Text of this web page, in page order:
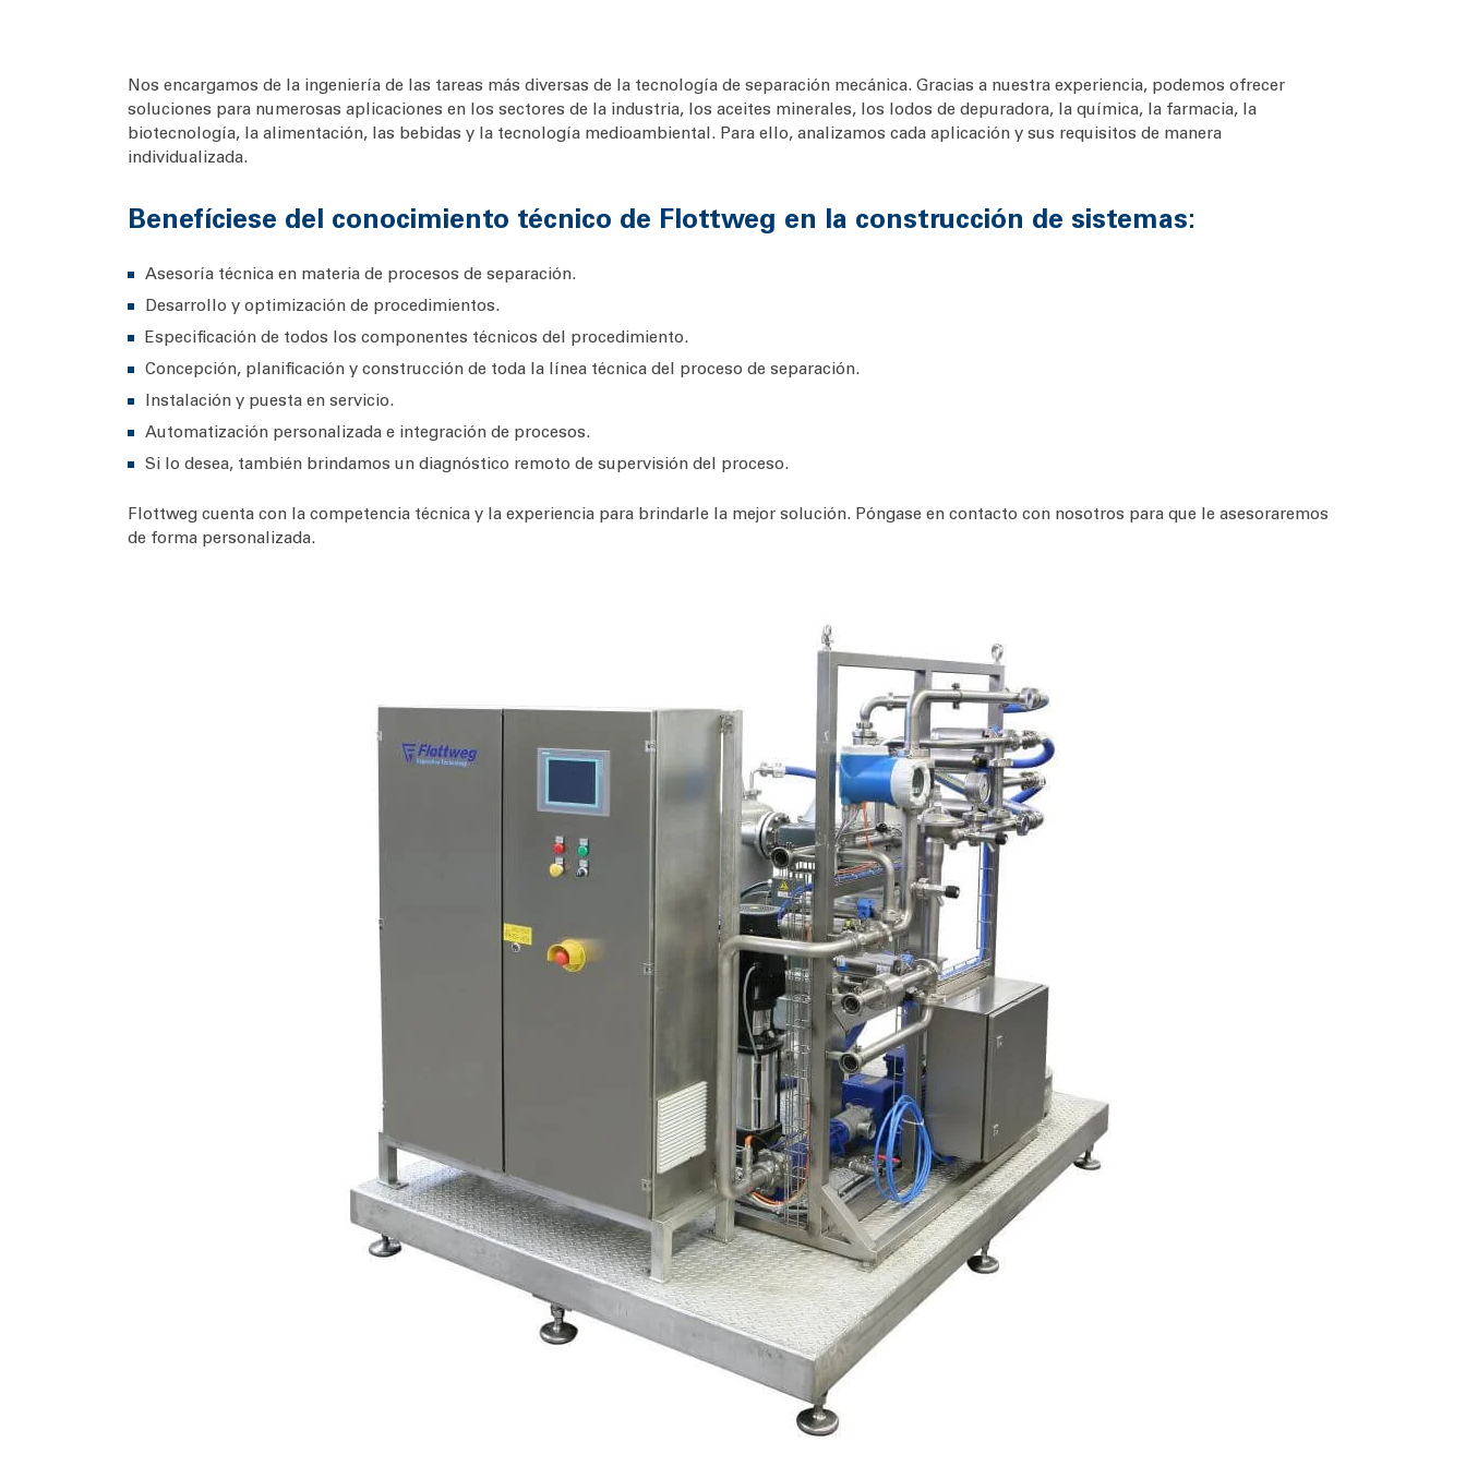
Nos encargamos de la ingeniería de las tareas más diversas de la tecnología de separación mecánica. Gracias a nuestra experiencia, podemos ofrecer
soluciones para numerosas aplicaciones en los sectores de la industria, los aceites minerales, los lodos de depuradora, la química, la farmacia, la
biotecnología, la alimentación, las bebidas y la tecnología medioambiental. Para ello, analizamos cada aplicación y sus requisitos de manera
individualizada.
Benefíciese del conocimiento técnico de Flottweg en la construcción de sistemas:
Asesoría técnica en materia de procesos de separación.
Desarrollo y optimización de procedimientos.
Especificación de todos los componentes técnicos del procedimiento.
Concepción, planificación y construcción de toda la línea técnica del proceso de separación.
Instalación y puesta en servicio.
Automatización personalizada e integración de procesos.
Si lo desea, también brindamos un diagnóstico remoto de supervisión del proceso.
Flottweg cuenta con la competencia técnica y la experiencia para brindarle la mejor solución. Póngase en contacto con nosotros para que le asesoraremos
de forma personalizada.